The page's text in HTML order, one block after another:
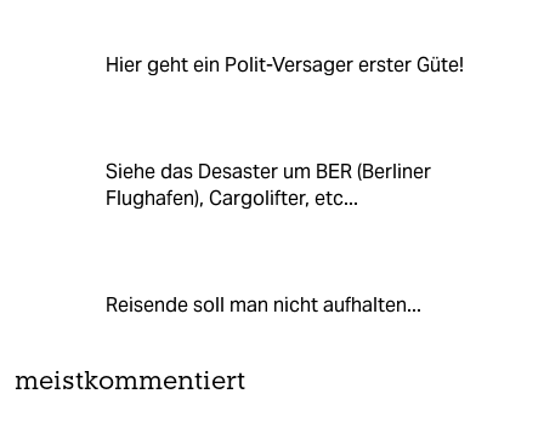
Hier geht ein Polit-Versager erster Güte!
Siehe das Desaster um BER (Berliner
Flughafen), Cargolifter, etc...
Reisende soll man nicht aufhalten...
meistkommentiert